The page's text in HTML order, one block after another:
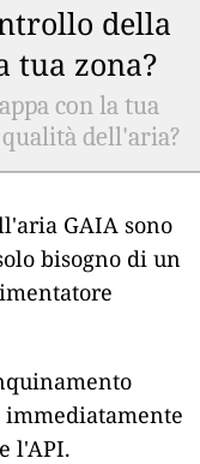
della
tua zona?
con la tua
dell'aria?
GAIA sono
bisogno di un
immediatamente
l'API.